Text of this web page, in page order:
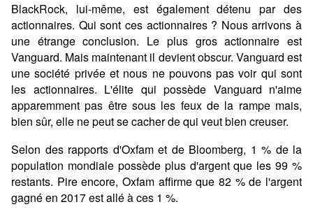
BlackRock, lui-même, est également détenu par des
actionnaires. Qui sont ces actionnaires ? Nous arrivons à
une étrange conclusion. Le plus gros actionnaire est
Vanguard. Mais maintenant il devient obscur. Vanguard est
une société privée et nous ne pouvons pas voir qui sont
les actionnaires. L'élite qui possède Vanguard n'aime
apparemment pas être sous les feux de la rampe mais,
bien sûr, elle ne peut se cacher de qui veut bien creuser.
Selon des rapports d'Oxfam et de Bloomberg, 1 % de la
population mondiale possède plus d'argent que les 99 %
restants. Pire encore, Oxfam affirme que 82 % de l'argent
gagné en 2017 est allé à ces 1 %.